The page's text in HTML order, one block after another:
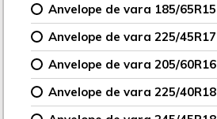
Anvelope de vara 185/65R15
Anvelope de vara 225/45R17
Anvelope de vara 205/60R16
Anvelope de vara 225/40R18